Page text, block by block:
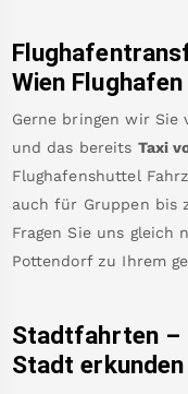
Wien Flughafen
Gerne bringen wir Sie
und das bereits Taxi
Flughafenshuttel
auch für Gruppen bis
Fragen Sie uns gleich
Pottendorf zu Ihrem
Stadtfahrten –
Stadt erkunden